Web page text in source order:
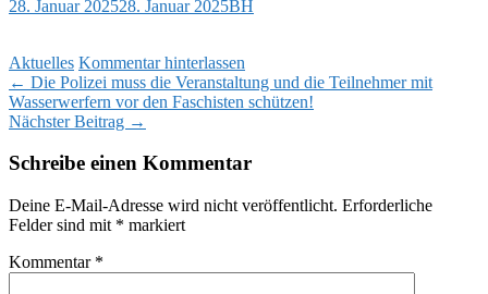
28. Januar 202528. Januar 2025BH
Aktuelles Kommentar hinterlassen
Beitragsnavigation
← Die Polizei muss die Veranstaltung und die Teilnehmer mit
Wasserwerfern vor den Faschisten schützen!
Nächster Beitrag →
Schreibe einen Kommentar
Deine E-Mail-Adresse wird nicht veröffentlicht. Erforderliche
Felder sind mit * markiert
Kommentar *